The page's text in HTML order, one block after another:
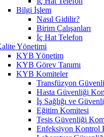
Bilgi İşlem
Nasıl Gidilir?
Birim Çalışanları
İç Hat Telefon
Yönetimi
KYB Yönetim
KYB Görev Tanımı
KYB Komiteler
Transfüzyon
Hasta Güvenliği
İş Sağlığı ve
Eğitim Komitesi
Tesis Güvenliği
Enfeksiyon Kontrol